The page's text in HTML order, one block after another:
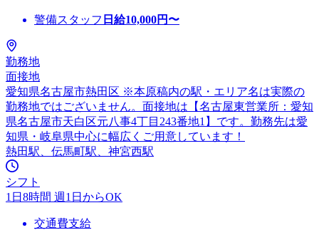
警備スタッフ 日給10,000円〜
勤務地
面接地
愛知県名古屋市熱田区 ※本原稿内の駅・エリア名は実際の
勤務地ではございません。面接地は【名古屋東営業所：愛知
県名古屋市天白区元八事4丁目243番地1】です。勤務先は愛
知県・岐阜県中心に幅広くご用意しています！
熱田駅、伝馬町駅、神宮西駅
シフト
1日8時間 週1日からOK
交通費支給